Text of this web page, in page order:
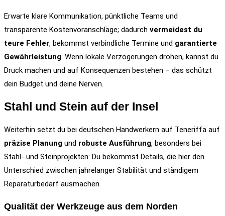
Erwarte klare Kommunikation, pünktliche Teams und
transparente Kostenvoranschläge; dadurch vermeidest du
teure Fehler, bekommst verbindliche Termine und garantierte
Gewährleistung. Wenn lokale Verzögerungen drohen, kannst du
Druck machen und auf Konsequenzen bestehen – das schützt
dein Budget und deine Nerven.
Stahl und Stein auf der Insel
Weiterhin setzt du bei deutschen Handwerkern auf Teneriffa auf
präzise Planung und robuste Ausführung, besonders bei
Stahl- und Steinprojekten: Du bekommst Details, die hier den
Unterschied zwischen jahrelanger Stabilität und ständigem
Reparaturbedarf ausmachen.
Qualität der Werkzeuge aus dem Norden